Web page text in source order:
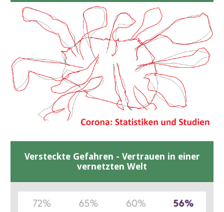
Versteckte Gefahren - Vertrauen in einer
vernetzten Welt